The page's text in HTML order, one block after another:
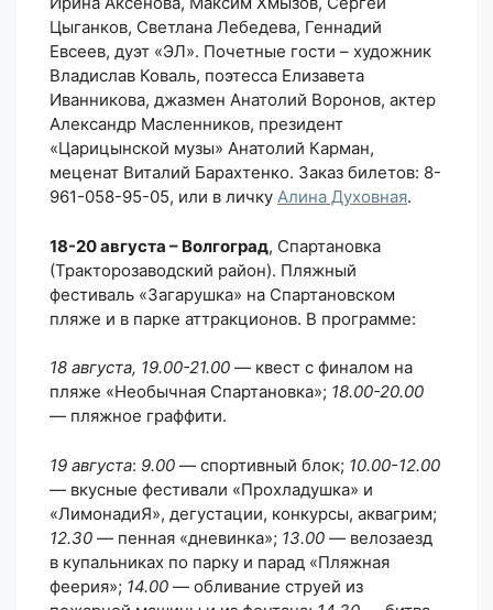
Цыганков, Светлана Лебедева, Геннадий
Евсеев, дуэт «ЭЛ». Почетные гости – художник
Владислав Коваль, поэтесса Елизавета
Иванникова, джазмен Анатолий Воронов, актер
Александр Масленников, президент
«Царицынской музы» Анатолий Карман,
меценат Виталий Барахтенко. Заказ билетов: 8-
961-058-95-05, или в личку Алина Духовная.
18-20 августа – Волгоград, Спартановка
(Тракторозаводский район). Пляжный
фестиваль «Загарушка» на Спартановском
пляже и в парке аттракционов. В программе:
18 августа, 19.00-21.00 — квест с финалом на
пляже «Необычная Спартановка»; 18.00-20.00
— пляжное граффити.
19 августа: 9.00 — спортивный блок; 10.00-12.00
— вкусные фестивали «Прохладушка» и
«ЛимонадиЯ», дегустации, конкурсы, аквагрим;
12.30 — пенная «дневинка»; 13.00 — велозаезд
в купальниках по парку и парад «Пляжная
феерия»; 14.00 — обливание струей из